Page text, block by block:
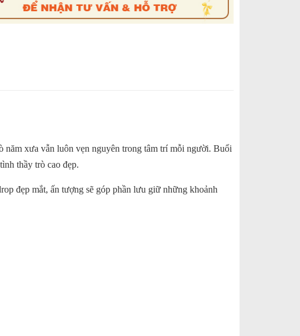
năm xưa vẫn luôn vẹn nguyên trong tâm trí mỗi người. Buổi
thầy trò cao đẹp.
đẹp mắt, ấn tượng sẽ góp phần lưu giữ những khoảnh